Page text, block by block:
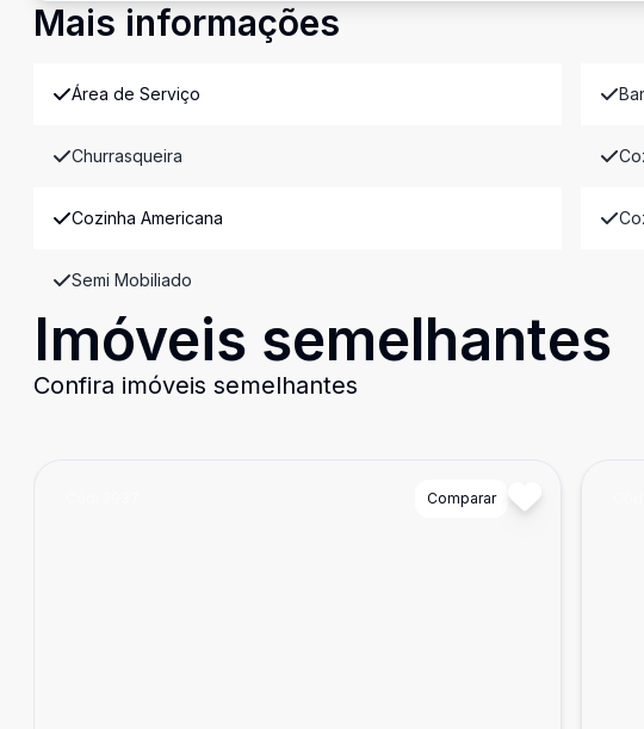
Mais informações
Área de Serviço
Churrasqueira
Cozinha Americana
Semi Mobiliado
Imóveis semelhantes
Confira imóveis semelhantes
Comparar